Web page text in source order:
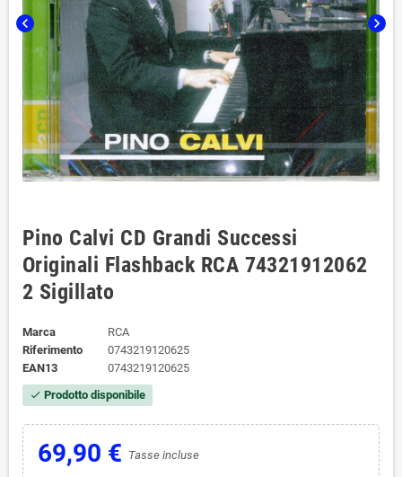
chevron_left chevron_right
Pino Calvi CD Grandi Successi
Originali Flashback RCA ‎74321912062
2 Sigillato
Marca
RCA
Riferimento
0743219120625
EAN13
0743219120625
check Prodotto disponibile
69,90 € Tasse incluse